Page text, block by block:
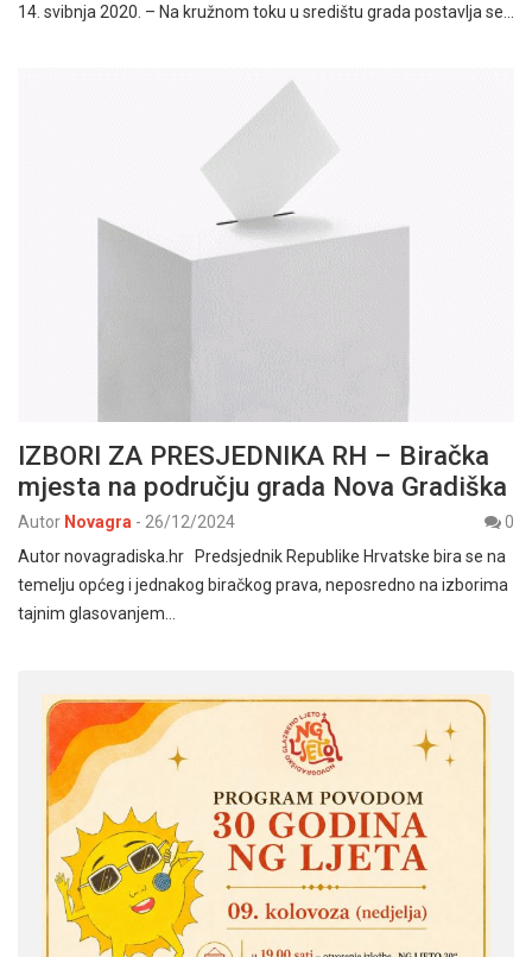
14. svibnja 2020. – Na kružnom toku u središtu grada postavlja se…
IZBORI ZA PRESJEDNIKA RH – Biračka
mjesta na području grada Nova Gradiška
Autor Novagra - 26/12/2024
0
Autor novagradiska.hr Predsjednik Republike Hrvatske bira se na
temelju općeg i jednakog biračkog prava, neposredno na izborima
tajnim glasovanjem…